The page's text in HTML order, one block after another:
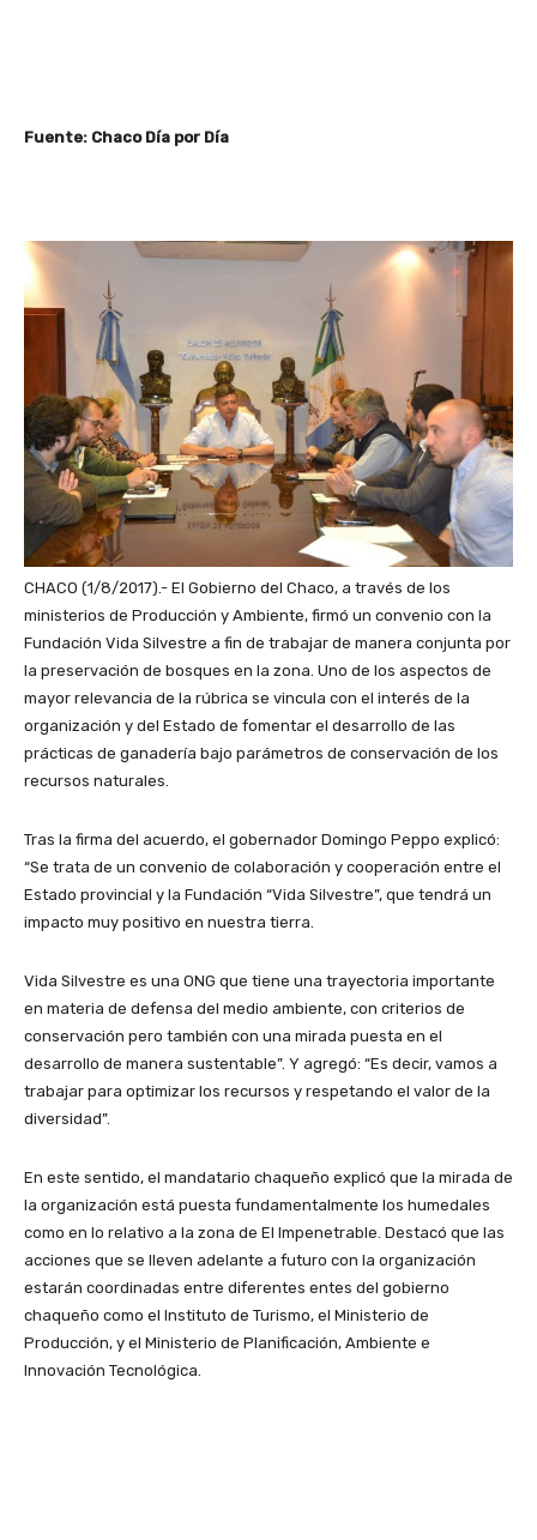
Fuente: Chaco Día por Día
CHACO (1/8/2017).- El Gobierno del Chaco, a través de los
ministerios de Producción y Ambiente, firmó un convenio con la
Fundación Vida Silvestre a fin de trabajar de manera conjunta por
la preservación de bosques en la zona. Uno de los aspectos de
mayor relevancia de la rúbrica se vincula con el interés de la
organización y del Estado de fomentar el desarrollo de las
prácticas de ganadería bajo parámetros de conservación de los
recursos naturales.
Tras la firma del acuerdo, el gobernador Domingo Peppo explicó:
“Se trata de un convenio de colaboración y cooperación entre el
Estado provincial y la Fundación “Vida Silvestre”, que tendrá un
impacto muy positivo en nuestra tierra.
Vida Silvestre es una ONG que tiene una trayectoria importante
en materia de defensa del medio ambiente, con criterios de
conservación pero también con una mirada puesta en el
desarrollo de manera sustentable”. Y agregó: “Es decir, vamos a
trabajar para optimizar los recursos y respetando el valor de la
diversidad”.
En este sentido, el mandatario chaqueño explicó que la mirada de
la organización está puesta fundamentalmente los humedales
como en lo relativo a la zona de El Impenetrable. Destacó que las
acciones que se lleven adelante a futuro con la organización
estarán coordinadas entre diferentes entes del gobierno
chaqueño como el Instituto de Turismo, el Ministerio de
Producción, y el Ministerio de Planificación, Ambiente e
Innovación Tecnológica.